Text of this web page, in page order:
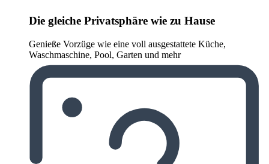
Die gleiche Privatsphäre wie zu Hause
Genieße Vorzüge wie eine voll ausgestattete Küche,
Waschmaschine, Pool, Garten und mehr